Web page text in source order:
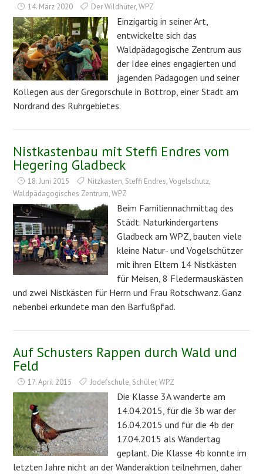
14. März 2020 Der Wildhüter,WPZ
Einzigartig in seiner Art,
entwickelte sich das
Waldpädagogische Zentrum aus
der Idee eines engagierten und
jagenden Pädagogen und seiner
Kollegen aus der Gregorschule in Bottrop, einer Stadt am
Nordrand des Ruhrgebietes.
Nistkastenbau mit Steffi Endres vom
Hegering Gladbeck
18. Juni 2015 Nitzkasten, Steffi Endres,Vogelschutz,
Waldpädagogisches Zentrum,WPZ
Beim Familiennachmittag des
Städt. Naturkindergartens
Gladbeck am WPZ, bauten viele
kleine Natur- und Vogelschützer
mit ihren Eltern 14 Nistkästen
für Meisen, 8 Fledermauskästen
und zwei Nistkästen für Herrn und Frau Rotschwanz. Ganz
nebenbei erkundete man den Barfußpfad.
Auf Schusters Rappen durch Wald und
Feld
17. April 2015 Jodefschule, Schüler,WPZ
Die Klasse 3A wanderte am
14.04.2015, für die 3b war der
16.04.2015 und für die 4b der
17.04.2015 als Wandertag
geplant. Die Klasse 4b konnte im
letzten Jahre nicht an der Wanderaktion teilnehmen, daher